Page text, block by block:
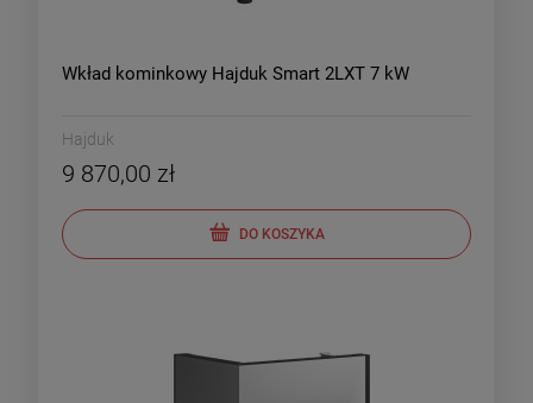
Wkład kominkowy Hajduk Smart 2LXT 7 kW
Hajduk
9 870,00 zł
DO KOSZYKA